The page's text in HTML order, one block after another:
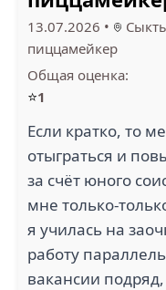
13.07.2026 •
пиццамейкер
Общая оценка:
⭐1
Если кратко, то
отыграться и
за счёт юного
мне только-
я училась на
работу
вакансии